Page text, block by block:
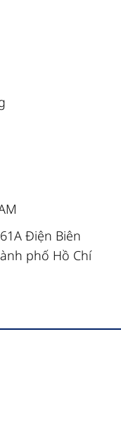
Điện Biên
phố Hồ Chí